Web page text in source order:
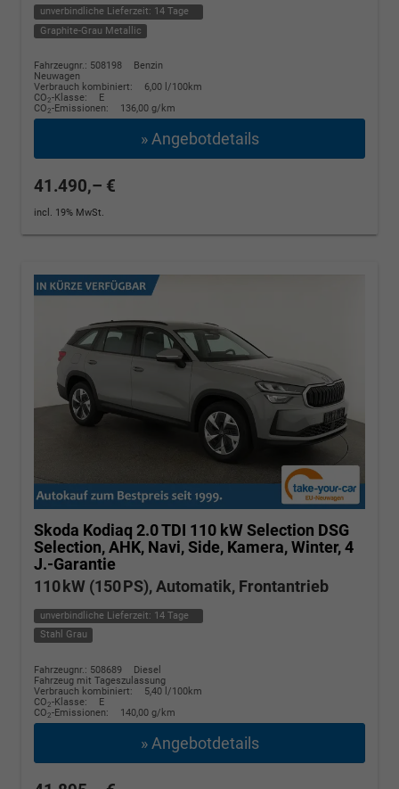
unverbindliche Lieferzeit: 14 Tage
Graphite-Grau Metallic
Fahrzeugnr.: 508198
Benzin
Neuwagen
Verbrauch kombiniert:
6,00 l/100km
CO2-Klasse:
E
CO2-Emissionen: 136,00 g/km
» Angebotdetails
41.490,– €
incl. 19% MwSt.
Skoda Kodiaq 2.0 TDI 110 kW Selection DSG
Selection, AHK, Navi, Side, Kamera, Winter, 4
J.-Garantie
110 kW (150 PS), Automatik, Frontantrieb
unverbindliche Lieferzeit: 14 Tage
Stahl Grau
Fahrzeugnr.: 508689
Diesel
Fahrzeug mit Tageszulassung
Verbrauch kombiniert:
5,40 l/100km
CO2-Klasse:
E
CO2-Emissionen: 140,00 g/km
» Angebotdetails